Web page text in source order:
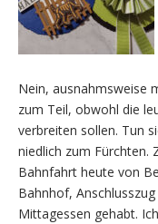
Nein, ausnahmsweise
zum Teil, obwohl die
verbreiten sollen. Tun
niedlich zum Fürchten.
Bahnfahrt heute von
Bahnhof,
Mittagessen gehabt.